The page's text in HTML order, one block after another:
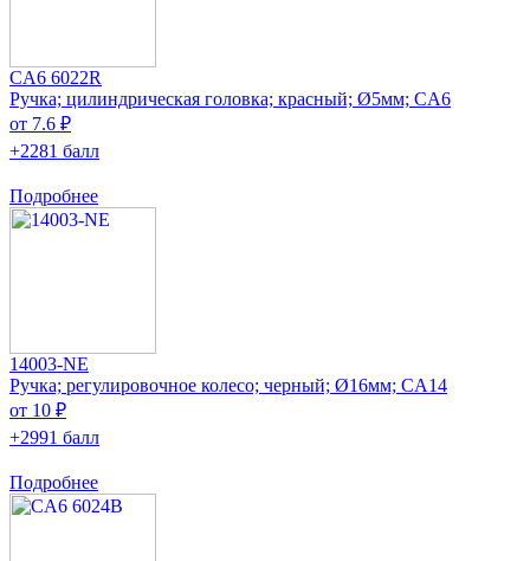
CA6 6022R
Ручка; цилиндрическая головка; красный; Ø5мм; CA6
от 7.6 ₽
+2281 балл
Подробнее
14003-NE
Ручка; регулировочное колесо; черный; Ø16мм; CA14
от 10 ₽
+2991 балл
Подробнее